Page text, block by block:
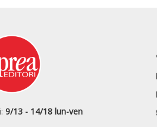
9/13 - 14/18 lun-ven